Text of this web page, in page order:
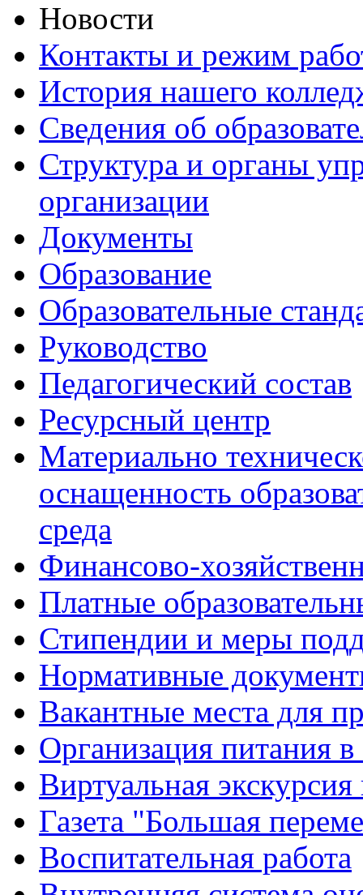
Новости
Контакты и режим
История нашего
Сведения об
Структура и органы
организации
Документы
Образование
Образовательные
Руководство
Педагогический состав
Ресурсный центр
Материально
оснащенность
среда
Финансово-
Платные
Стипендии и меры
Нормативные
Вакантные места для
Организация питания в
Виртуальная
Газета "Большая
Воспитательная работа